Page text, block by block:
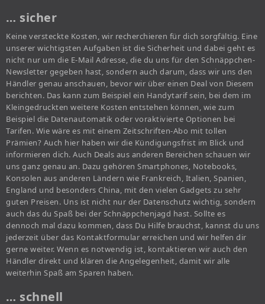
… sicher
Keine versteckte Kosten, wir recherchieren für dich sorgfältig. Eine
unserer wichtigsten Aufgaben ist die Sicherheit und dabei geht es
nicht nur um die E-Mail Adresse, die du uns für den Schnäppchen-
Newsletter gegeben hast, sondern auch darum, dass wir uns den
Händler genau anschauen, bevor wir über einen Deal von Diesem
berichten. Das kann zum Beispiel ein Handytarif sein, bei dem im
Kleingedruckten weitere Kosten entstehen können, wie zum
Beispiel die Datenautomatik oder voraktivierte Optionen bei
Tarifen. Wie wäre es mit einem Zeitschriften-Abo mit tollen
Prämien? Auch hier haben wir die Kündigungsfrist im Blick und
informieren dich. Auch Deals aus anderen Bereichen schauen wir
uns ganz genau an. Dazu gehören Smartphones, Notebooks,
Konsolen aus anderen Ländern wie Frankreich, Italien, Spanien,
England und besonders China, mit den vielen Gadgets zu sehr
guten Preisen. Uns ist nicht nur der Datenschutz wichtig, sondern
auch das du Spaß bei der Schnäppchenjagd hast. Sollte es
dennoch mal dazu kommen, dass Du Hilfe brauchst, kannst du uns
jederzeit über das Kontaktformular erreichen und wir helfen dir
gerne weiter. Wenn es notwendig ist, kontaktieren wir auch den
Händler direkt und klären die Angelegenheit, damit wir alle
weiterhin Spaß am Sparen haben.
… schnell